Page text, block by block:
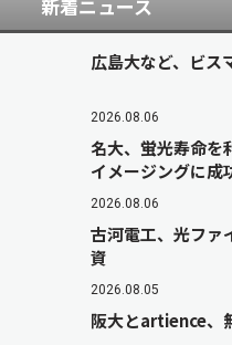
新着ニュース
広島大など、ビス
2026.08.06
名大、蛍光寿命を
イメージングに成
2026.08.06
古河電工、光ファ
資
2026.08.05
阪大とartience、